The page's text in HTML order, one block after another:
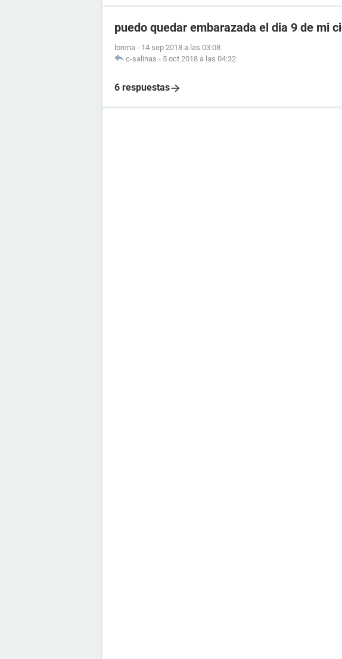
puedo quedar embarazada el dia 9 de mi
lorena - 14 sep 2018 a las 03:08
c-salinas - 5 oct 2018 a las 04:32
6 respuestas